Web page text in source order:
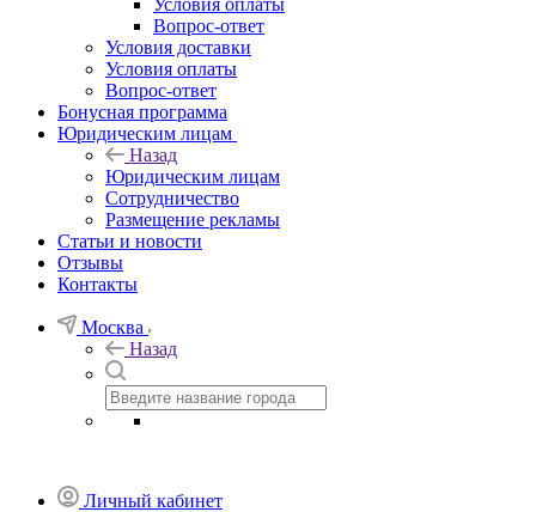
Условия оплаты
Вопрос-ответ
Условия доставки
Условия оплаты
Вопрос-ответ
Бонусная программа
Юридическим лицам
Назад
Юридическим лицам
Сотрудничество
Размещение рекламы
Статьи и новости
Отзывы
Контакты
Москва
Назад
Личный кабинет